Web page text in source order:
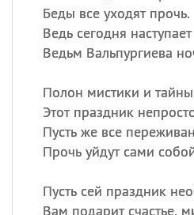
Беды все уходят прочь.
Ведь сегодня наступает
Ведьм Вальпургиева
Полон мистики и тайны
Этот праздник
Пусть же все
Прочь уйдут сами
Пусть сей праздник
Вам подарит счастье,